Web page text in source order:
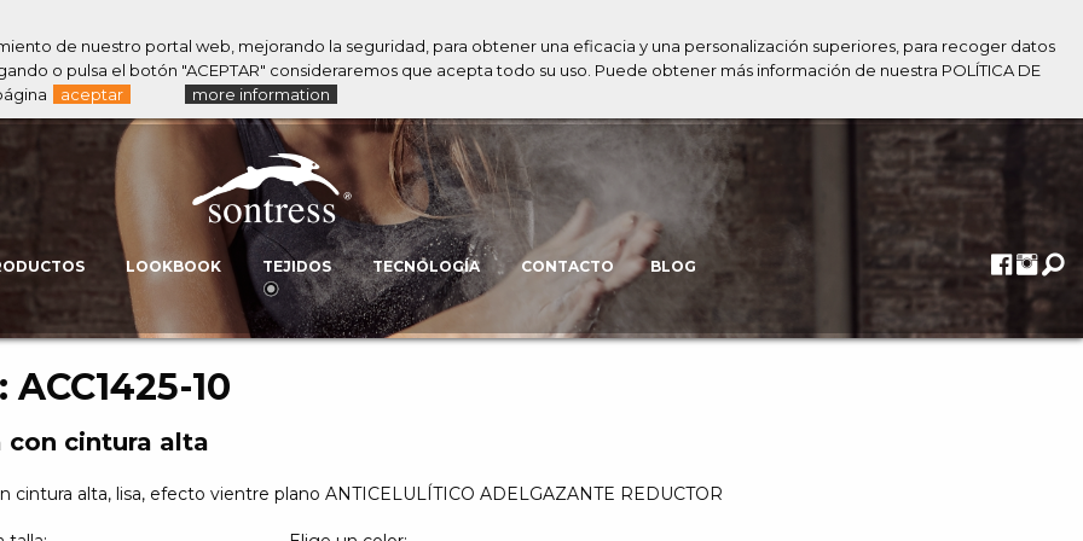
de nuestro portal web, mejorando la seguridad, para obtener una eficacia y una personalización superiores, para recoger datos
o pulsa el botón "ACEPTAR" consideraremos que acepta todo su uso. Puede obtener más información de nuestra POLÍTICA DE
aceptar more information
LOOKBOOK TEJIDOS TECNOLOGÍA CONTACTO BLOG
ACC1425-10
con cintura alta
cintura alta, lisa, efecto vientre plano ANTICELULÍTICO ADELGAZANTE REDUCTOR